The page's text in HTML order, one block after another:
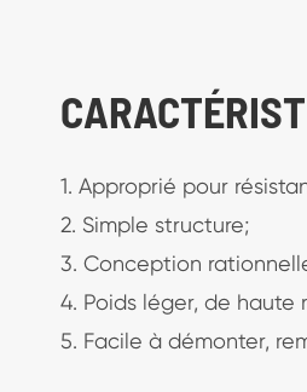
1. Approprié pour
2. Simple structure;
3. Conception
4. Poids léger, de haute
5. Facile à démonter,